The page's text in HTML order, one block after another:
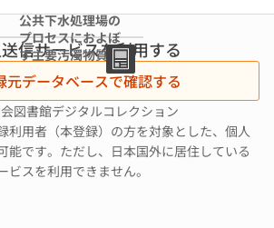
公共下水処理場の
プロセスにおよぼ
す主要汚濁物質の
影響,文献展望
信サービスを利用する
元データベースで確認する
図書館デジタルコレクション
利用者（本登録）の方を対象とした、個人
能です。ただし、日本国外に居住している
スを利用できません。